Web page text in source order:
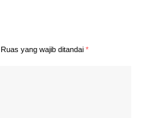
Ruas yang wajib ditandai *